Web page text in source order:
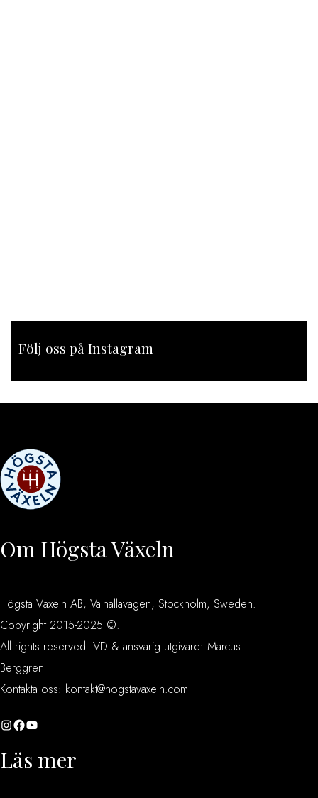
Följ oss på Instagram
Om Högsta Växeln
Högsta Växeln AB, Valhallavägen, Stockholm, Sweden.
Copyright 2015-2025 ©.
All rights reserved. VD & ansvarig utgivare: Marcus
Berggren
Kontakta oss: kontakt@hogstavaxeln.com
InstagramFacebook YouTube
Läs mer